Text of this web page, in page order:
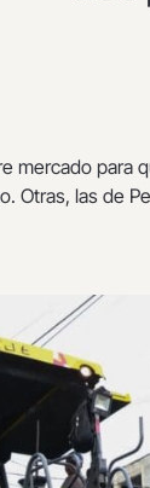
mercado para
Otras, las de